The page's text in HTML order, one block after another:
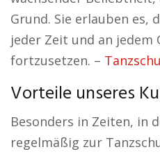
Grund. Sie erlauben es,
jeder Zeit und an jedem
fortzusetzen. –
Vorteile unseres
Besonders in Zeiten, in
regelmäßig zur